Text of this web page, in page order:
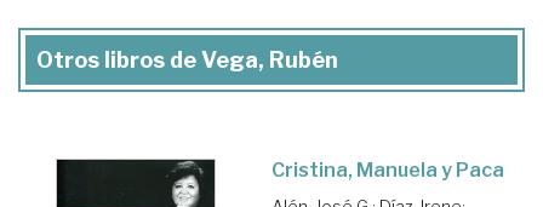
Otros libros de Vega, Rubén
Cristina, Manuela y Paca